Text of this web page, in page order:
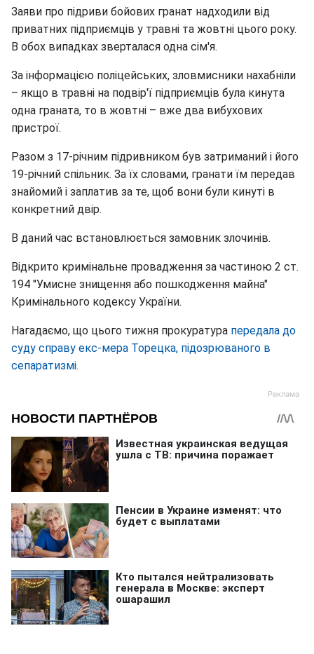
Заяви про підриви бойових гранат надходили від
приватних підприємців у травні та жовтні цього року.
В обох випадках зверталася одна сім'я.
За інформацією поліцейських, зловмисники нахабніли
– якщо в травні на подвір'ї підприємців була кинута
одна граната, то в жовтні – вже два вибухових
пристрої.
Разом з 17-річним підривником був затриманий і його
19-річний спільник. За їх словами, гранати їм передав
знайомий і заплатив за те, щоб вони були кинуті в
конкретний двір.
В даний час встановлюється замовник злочинів.
Відкрито кримінальне провадження за частиною 2 ст.
194 "Умисне знищення або пошкодження майна"
Кримінального кодексу України.
Нагадаємо, що цього тижня прокуратура передала до
суду справу екс-мера Торецка, підозрюваного в
сепаратизмі.